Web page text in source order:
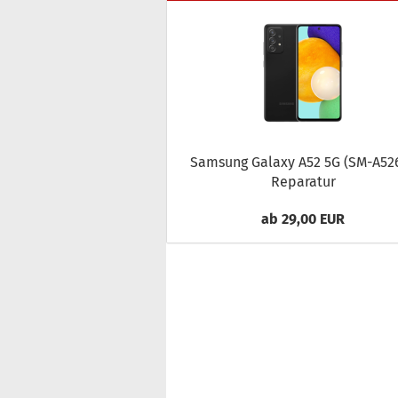
Sam­sung Ga­la­xy A52 5G (SM-​
Re­pa­ra­tur
ab 29,00 EUR